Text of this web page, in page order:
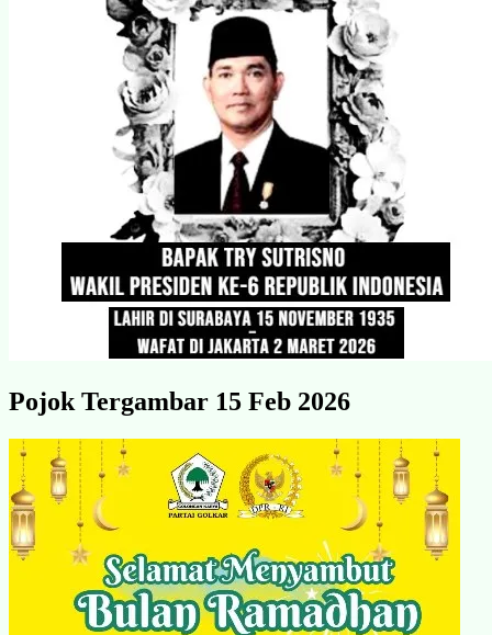
Pojok Tergambar 15 Feb 2026